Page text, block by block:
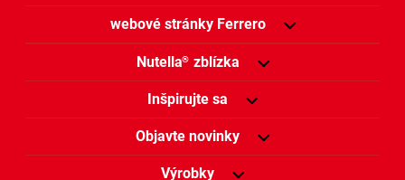
webové stránky Ferrero
Nutella® zblízka
Inšpirujte sa
Objavte novinky
Výrobky